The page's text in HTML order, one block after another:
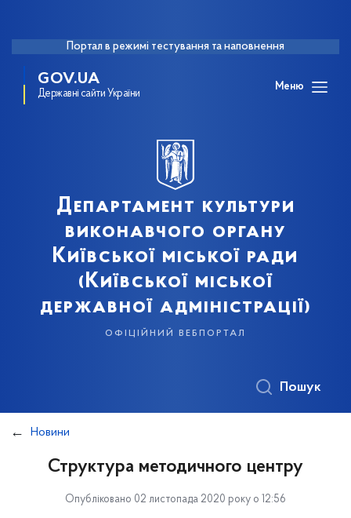
Портал в режимі тестування та наповнення
GOV.UA
Державні сайти України
Меню
Департамент культури
виконавчого органу
Київської міської ради
(Київської міської
державної адміністрації)
офіційний вебпортал
Пошук
Новини
Структура методичного центру
Опубліковано 02 листопада 2020 року о 12:56